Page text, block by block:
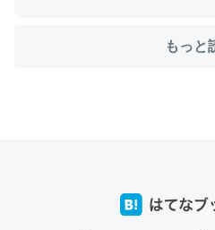
回線代ほとんどかからないです
もっと